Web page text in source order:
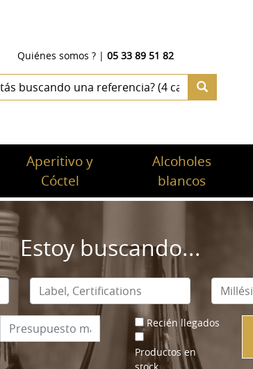
Quiénes somos ?| 05 33 89 51 82
Aperitivo y
Cóctel
Alcoholes
blancos
Estoy buscando...
Recién llegados
Productos en